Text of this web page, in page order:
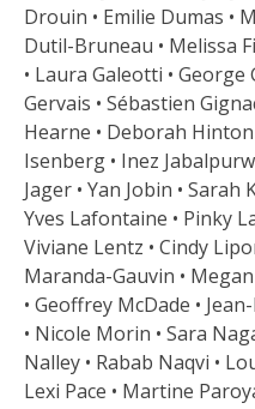
Drouin • Emilie Dumas •
Dutil-Bruneau • Melissa
• Laura Galeotti •
Gervais • Sébastien
Hearne • Deborah
Isenberg • Inez
Jager • Yan Jobin • Sarah
Yves Lafontaine • Pinky
Viviane Lentz • Cindy
Maranda-Gauvin •
• Geoffrey McDade •
• Nicole Morin • Sara
Nalley • Rabab Naqvi •
Lexi Pace • Martine